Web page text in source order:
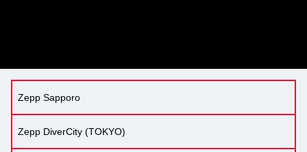
Zepp Sapporo
Zepp DiverCity (TOKYO)